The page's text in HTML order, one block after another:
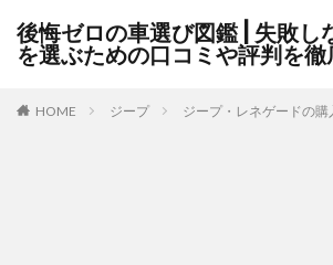
後悔ゼロの車選び図鑑 | 失敗し
を選ぶための口コミや評判を徹
HOME ジープ ジープ・レネゲードの